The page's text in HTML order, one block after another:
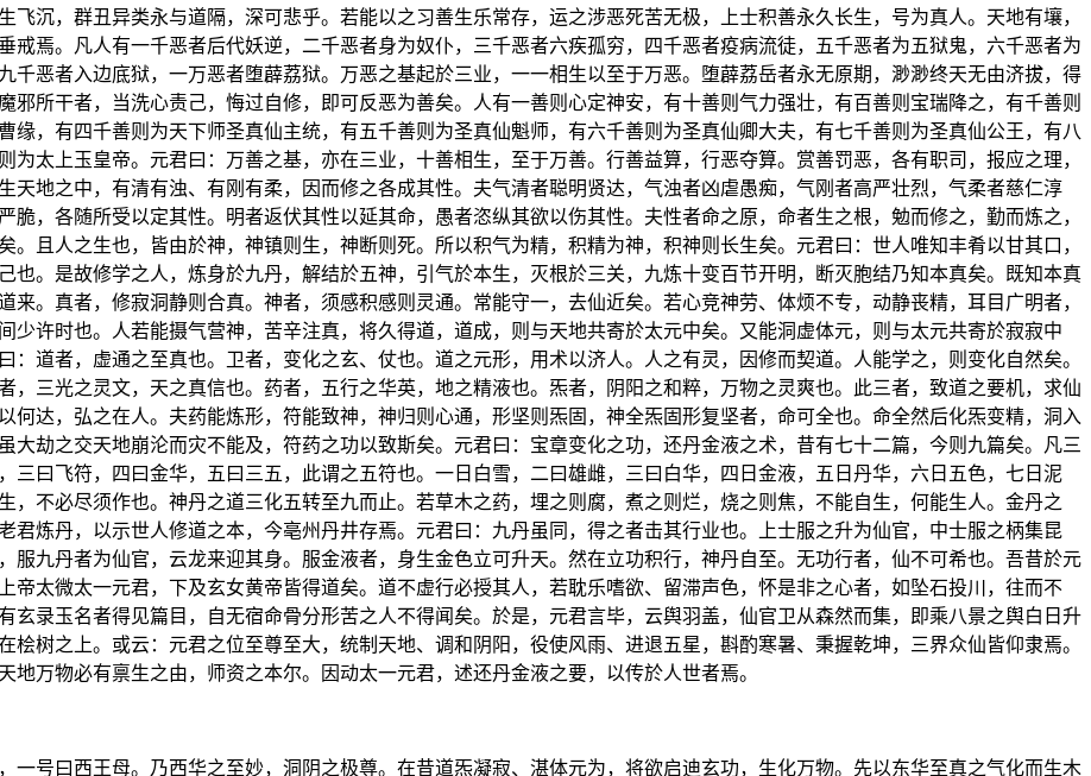
沉，群丑异类永与道隔，深可悲乎。若能以之习善生乐常存，运之涉恶死苦无极，上士积善永久长生，号为真人。天地有壤，
戒焉。凡人有一千恶者后代妖逆，二千恶者身为奴仆，三千恶者六疾孤穷，四千恶者疫病流徒，五千恶者为五狱鬼，六千恶者为
千恶者入边底狱，一万恶者堕薜荔狱。万恶之基起於三业，一一相生以至于万恶。堕薜荔岳者永无原期，渺渺终天无由济拔，得
邪所干者，当洗心责己，悔过自修，即可反恶为善矣。人有一善则心定神安，有十善则气力强壮，有百善则宝瑞降之，有千善则
缘，有四千善则为天下师圣真仙主统，有五千善则为圣真仙魁师，有六千善则为圣真仙卿大夫，有七千善则为圣真仙公王，有八
太上玉皇帝。元君曰：万善之基，亦在三业，十善相生，至于万善。行善益算，行恶夺算。赏善罚恶，各有职司，报应之理，
天地之中，有清有浊、有刚有柔，因而修之各成其性。夫气清者聪明贤达，气浊者凶虐愚痴，气刚者高严壮烈，气柔者慈仁淳
，各随所受以定其性。明者返伏其性以延其命，愚者恣纵其欲以伤其性。夫性者命之原，命者生之根，勉而修之，勤而炼之，
且人之生也，皆由於神，神镇则生，神断则死。所以积气为精，积精为神，积神则长生矣。元君曰：世人唯知丰肴以甘其口，
也。是故修学之人，炼身於九丹，解结於五神，引气於本生，灭根於三关，九炼十变百节开明，断灭胞结乃知本真矣。既知本真
。真者，修寂洞静则合真。神者，须感积感则灵通。常能守一，去仙近矣。若心竞神劳、体烦不专，动静丧精，耳目广明者，
少许时也。人若能摄气营神，苦辛注真，将久得道，道成，则与天地共寄於太元中矣。又能洞虚体元，则与太元共寄於寂寂中
道者，虚通之至真也。卫者，变化之玄、仗也。道之元形，用术以济人。人之有灵，因修而契道。人能学之，则变化自然矣。
，三光之灵文，天之真信也。药者，五行之华英，地之精液也。炁者，阴阳之和粹，万物之灵爽也。此三者，致道之要机，求仙
何达，弘之在人。夫药能炼形，符能致神，神归则心通，形坚则炁固，神全炁固形复坚者，命可全也。命全然后化炁变精，洞入
大劫之交天地崩沦而灾不能及，符药之功以致斯矣。元君曰：宝章变化之功，还丹金液之术，昔有七十二篇，今则九篇矣。凡三
三曰飞符，四曰金华，五曰三五，此谓之五符也。一日白雪，二曰雄雌，三曰白华，四日金液，五日丹华，六日五色，七日泥
，不必尽须作也。神丹之道三化五转至九而止。若草木之药，埋之则腐，煮之则烂，烧之则焦，不能自生，何能生人。金丹之
君炼丹，以示世人修道之本，今亳州丹井存焉。元君曰：九丹虽同，得之者击其行业也。上士服之升为仙官，中士服之柄集昆
服九丹者为仙官，云龙来迎其身。服金液者，身生金色立可升天。然在立功积行，神丹自至。无功行者，仙不可希也。吾昔於元
帝太微太一元君，下及玄女黄帝皆得道矣。道不虚行必授其人，若耽乐嗜欲、留滞声色，怀是非之心者，如坠石投川，往而不
玄录玉名者得见篇目，自无宿命骨分形苦之人不得闻矣。於是，元君言毕，云舆羽盖，仙官卫从森然而集，即乘八景之舆白日升
树之上。或云：元君之位至尊至大，统制天地、调和阴阳，役使风雨、进退五星，斟酌寒暑、秉握乾坤，三界众仙皆仰隶焉。
万物必有禀生之由，师资之本尔。因动太一元君，述还丹金液之要，以传於人世者焉。
一号曰西王母。乃西华之至妙，洞阴之极尊。在昔道炁凝寂、湛体元为，将欲启迪玄功，生化万物。先以东华至真之气化而生木